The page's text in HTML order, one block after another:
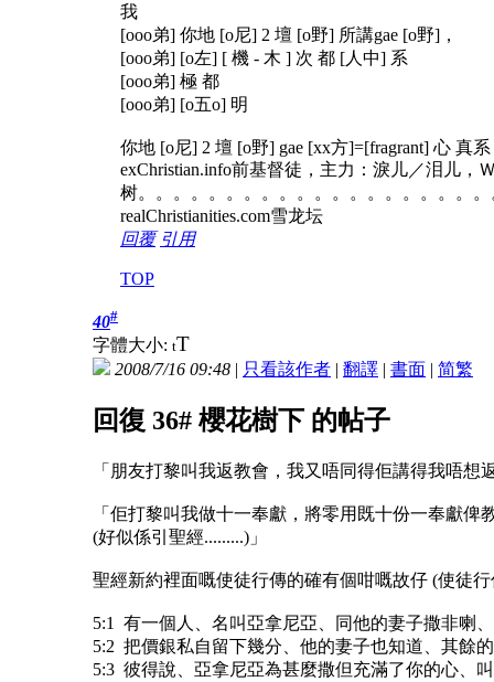
我
[ooo弟] 你地 [o尼] 2 壇 [o野] 所講gae [o野]，
[ooo弟] [o左] [ 機 - 木 ] 次 都 [人中] 系
[ooo弟] 極 都
[ooo弟] [o五o] 明
你地 [o尼] 2 壇 [o野] gae [xx方]=[fragrant] 心 真
exChristian.info前基督徒，主力：淚儿／泪儿，
树。。。。。。。。。。。。。。。。。。。
realChristianities.com雪龙坛
回覆 引用
TOP
40#
字體大小: tT
2008/7/16 09:48 | 只看該作者 | 翻譯 | 書面 | 简繁
回復 36# 櫻花樹下 的帖子
「朋友打黎叫我返教會，我又唔同得佢講得我唔想
「佢打黎叫我做十一奉獻，將零用既十份一奉獻
(好似係引聖經.........)」
聖經新約裡面嘅使徒行傳的確有個咁嘅故仔 (使徒行
5:1 有一個人、名叫亞拿尼亞、同他的妻子撒非喇
5:2 把價銀私自留下幾分、他的妻子也知道、其餘
5:3 彼得說、亞拿尼亞為甚麼撒但充滿了你的心、